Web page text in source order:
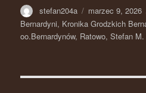
Autor
stefan204a Opublikowano
marzec 9, 2026
Bernardyni, Kronika Grodzkich
oo.Bernardynów, Ratowo,Stefan